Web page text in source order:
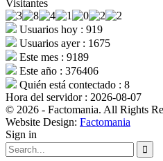
Visitantes
Usuarios hoy : 919
Usuarios ayer : 1675
Este mes : 9189
Este año : 376406
Quién está contectado : 8
Hora del servidor : 2026-08-07
© 2026 - Factomania. All Rights
Website Design: Factomania
Sign in